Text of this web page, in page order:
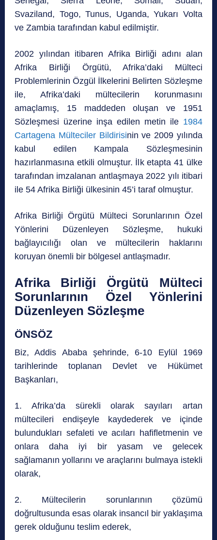
Svaziland, Togo, Tunus, Uganda, Yukarı Volta
ve Zambia tarafından kabul edilmiştir.
2002 yılından itibaren Afrika Birliği adını alan
Afrika Birliği Örgütü, Afrika’daki Mülteci
Problemlerinin Özgül İlkelerini Belirten Sözleşme
ile, Afrika’daki mültecilerin korunmasını
amaçlamış, 15 maddeden oluşan ve 1951
Sözleşmesi üzerine inşa edilen metin ile 1984
Cartagena Mülteciler Bildirisinin ve 2009 yılında
kabul edilen Kampala Sözleşmesinin
hazırlanmasına etkili olmuştur. İlk etapta 41 ülke
tarafından imzalanan antlaşmaya 2022 yılı itibari
ile 54 Afrika Birliği ülkesinin 45’i taraf olmuştur.
Afrika Birliği Örgütü Mülteci Sorunlarının Özel
Yönlerini Düzenleyen Sözleşme, hukuki
bağlayıcılığı olan ve mültecilerin haklarını
koruyan önemli bir bölgesel antlaşmadır.
Afrika Birliği Örgütü Mülteci
Sorunlarının Özel Yönlerini
Düzenleyen Sözleşme
ÖNSÖZ
Biz, Addis Ababa şehrinde, 6-10 Eylül 1969
tarihlerinde toplanan Devlet ve Hükümet
Başkanları,
1. Afrika’da sürekli olarak sayıları artan
mültecileri endişeyle kaydederek ve içinde
bulundukları sefaleti ve acıları hafifletmenin ve
onlara daha iyi bir yasam ve gelecek
sağlamanın yollarını ve araçlarını bulmaya istekli
olarak,
2. Mültecilerin sorunlarının çözümü
doğrultusunda esas olarak insancıl bir yaklaşıma
gerek olduğunu teslim ederek,